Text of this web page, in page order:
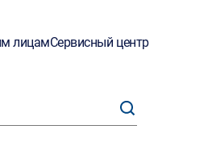
лицамСервисный центр